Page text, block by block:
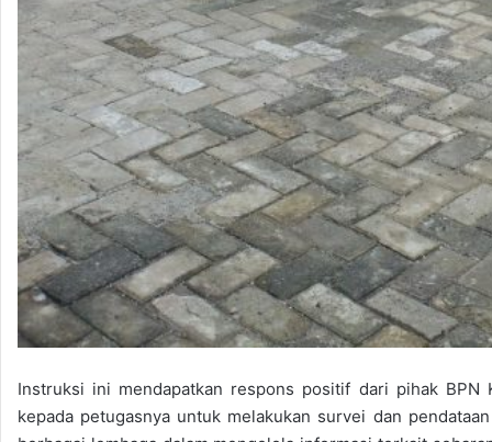
Instruksi ini mendapatkan respons positif dari pihak BPN
kepada petugasnya untuk melakukan survei dan